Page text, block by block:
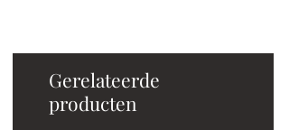
Gerelateerde
producten